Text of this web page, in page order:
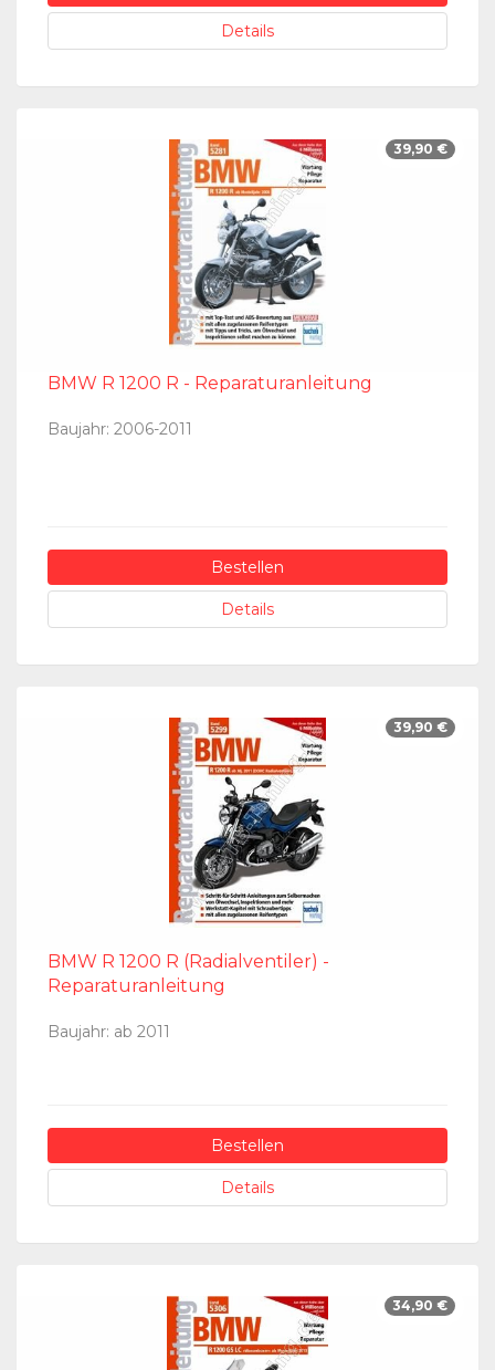
Details
39,90 €
BMW R 1200 R - Reparaturanleitung
Baujahr: 2006-2011
Bestellen
Details
39,90 €
BMW R 1200 R (Radialventiler) -
Reparaturanleitung
Baujahr: ab 2011
Bestellen
Details
34,90 €